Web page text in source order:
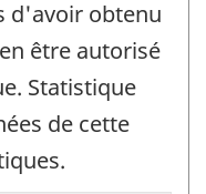
d'avoir obtenu
être autorisé
Statistique
de cette